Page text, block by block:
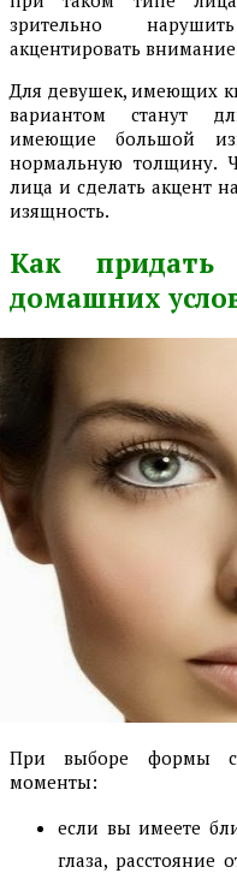
зрительно
акцентировать
Для девушек, имеющих
вариантом станут
имеющие большой
нормальную толщину.
лица и сделать акцент
изящность.
Как
домашних
При выборе формы
моменты:
если вы имеете
глаза,